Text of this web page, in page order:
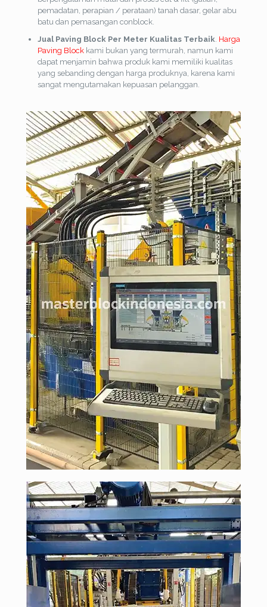
pemadatan, perapian / perataan) tanah dasar, gelar abu
batu dan pemasangan conblock.
Jual Paving Block Per Meter Kualitas Terbaik. Harga
Paving Block kami bukan yang termurah, namun kami
dapat menjamin bahwa produk kami memiliki kualitas
yang sebanding dengan harga produknya, karena kami
sangat mengutamakan kepuasan pelanggan.